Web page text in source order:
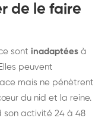
de le faire
sont inadaptées à
peuvent
mais ne pénètrent
du nid et la reine.
son activité 24 à 48